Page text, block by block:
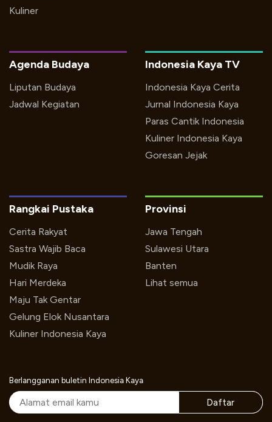
Kuliner
Indonesia Kaya TV
Indonesia Kaya Cerita
Jurnal Indonesia Kaya
Paras Cantik Indonesia
Kuliner Indonesia Kaya
Goresan Jejak
Agenda Budaya
Liputan Budaya
Jadwal Kegiatan
Rangkai Pustaka
Cerita Rakyat
Sastra Wajib Baca
Mudik Raya
Hari Merdeka
Maju Tak Gentar
Gelung Elok Nusantara
Kuliner Indonesia Kaya
Provinsi
Jawa Tengah
Sulawesi Utara
Banten
Lihat semua
Berlangganan buletin Indonesia Kaya
Daftar